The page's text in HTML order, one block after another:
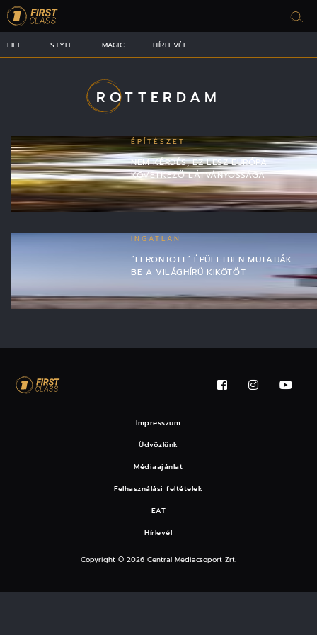
LIFE STYLE MAGIC HÍRLEVÉL
ROTTERDAM
ÉPÍTÉSZET
NEM KÉRDÉS, EZ LESZ EURÓPA
KÖVETKEZŐ LÁTVÁNYOSSÁGA
INGATLAN
“ELRONTOTT” ÉPÜLETBEN MUTATJÁK
BE A VILÁGHÍRŰ KIKÖTŐT
Impresszum
Üdvözlünk
Médiaajánlat
Felhasználási feltételek
EAT
Hírlevél
Copyright © 2026 Central Médiacsoport Zrt.